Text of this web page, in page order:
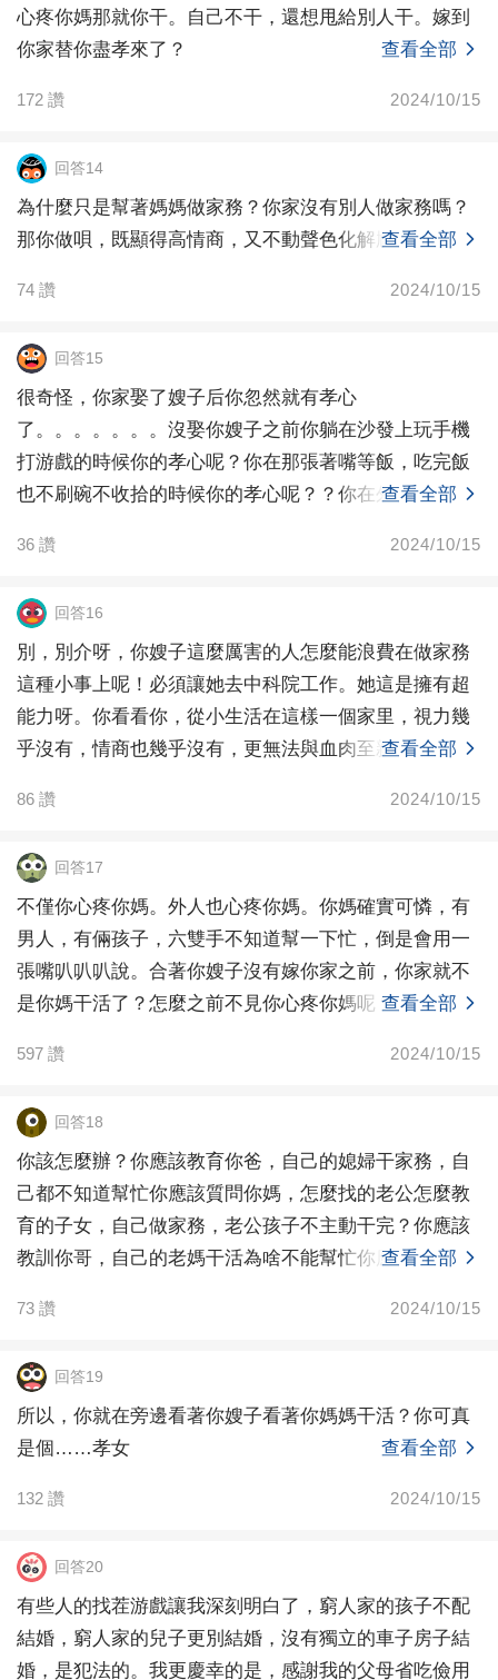
心疼你媽那就你干。自己不干，還想甩給別人干。嫁到
你家替你盡孝來了？
查看全部
172 讚 2024/10/15
回答14
為什麼只是幫著媽媽做家務？你家沒有別人做家務嗎？
那你做唄，既顯得高情商，又不動聲色化解尷尬。
查看全部
74 讚 2024/10/15
回答15
很奇怪，你家娶了嫂子后你忽然就有孝心
了。。。。。。。沒娶你嫂子之前你躺在沙發上玩手機
打游戲的時候你的孝心呢？你在那張著嘴等飯，吃完飯
也不刷碗不收拾的時候你的孝心呢？？你在外面玩你媽
查看全部
36 讚 2024/10/15
回答16
別，別介呀，你嫂子這麼厲害的人怎麼能浪費在做家務
這種小事上呢！必須讓她去中科院工作。她這是擁有超
能力呀。你看看你，從小生活在這樣一個家里，視力幾
乎沒有，情商也幾乎沒有，更無法與血肉至親產生最基
查看全部
86 讚 2024/10/15
回答17
不僅你心疼你媽。外人也心疼你媽。你媽確實可憐，有
男人，有倆孩子，六雙手不知道幫一下忙，倒是會用一
張嘴叭叭叭說。合著你嫂子沒有嫁你家之前，你家就不
是你媽干活了？怎麼之前不見你心疼你媽呢？可見你的
查看全部
597 讚 2024/10/15
回答18
你該怎麼辦？你應該教育你爸，自己的媳婦干家務，自
己都不知道幫忙你應該質問你媽，怎麼找的老公怎麼教
育的子女，自己做家務，老公孩子不主動干完？你應該
教訓你哥，自己的老媽干活為啥不能幫忙你應該自己反
查看全部
73 讚 2024/10/15
回答19
所以，你就在旁邊看著你嫂子看著你媽媽干活？你可真
是個……孝女
查看全部
132 讚 2024/10/15
回答20
有些人的找茬游戲讓我深刻明白了，窮人家的孩子不配
結婚，窮人家的兒子更別結婚，沒有獨立的車子房子結
婚，是犯法的。我更慶幸的是，感謝我的父母省吃儉用